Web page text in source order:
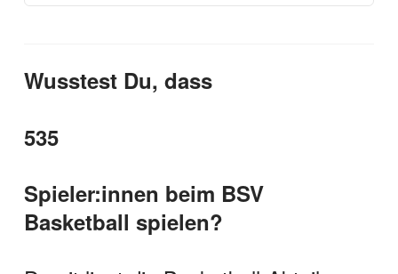
Wusstest Du, dass
535
Spieler:innen beim BSV
Basketball spielen?